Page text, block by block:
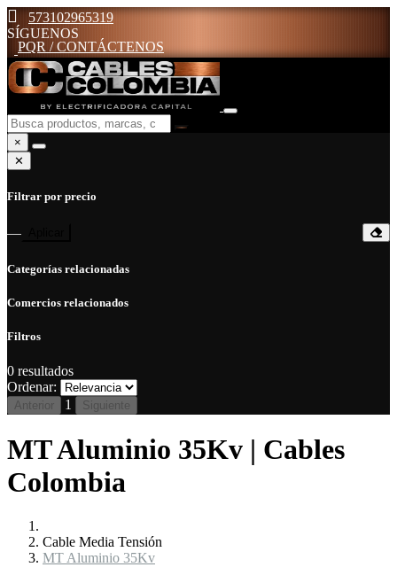
573102965319
SÍGUENOS
PQR / CONTÁCTENOS
×
✕
Filtrar por precio
—
Categorías relacionadas
Comercios relacionados
Filtros
0 resultados
Ordenar:
Anterior 1 Siguiente
MT Aluminio 35Kv | Cables
Colombia
Cable Media Tensión
MT Aluminio 35Kv